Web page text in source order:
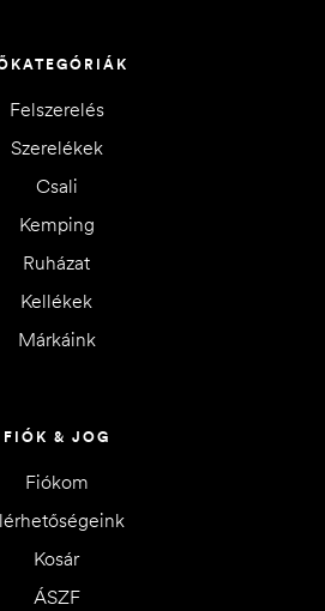
Felszerelés
Szerelékek
Csali
Kemping
Ruházat
Kellékek
Márkáink
FIÓK & JOG
Fiókom
Kosár
ÁSZF